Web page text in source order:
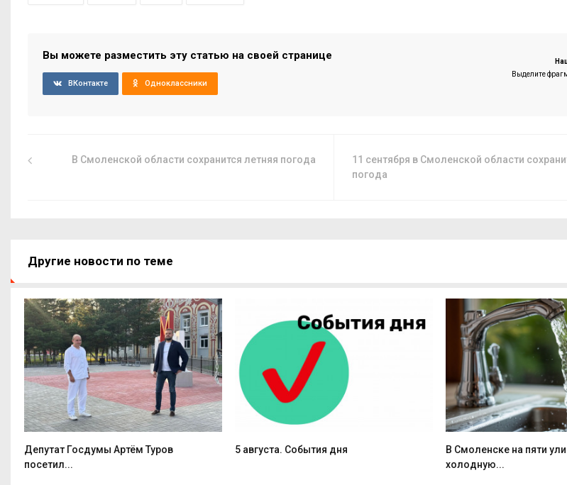
Вы можете разместить эту статью на своей странице
ВКонтакте Одноклассники
Выделите
В Смоленской области сохранится летняя погода
11 сентября в Смоленской области
погода
Другие новости по теме
Депутат Госдумы Артём Туров
посетил...
5 августа. События дня
В Смоленске на пяти
холодную...